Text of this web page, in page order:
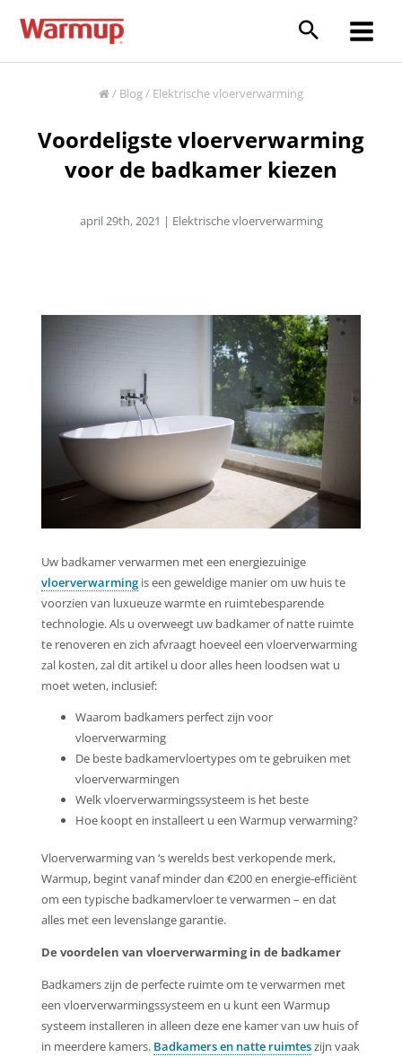
naar
Main
/ Blog/ Elektrische vloerverwarming
Voordeligste vloerverwarming
voor de badkamer kiezen
april 29th, 2021 | Elektrische vloerverwarming
Uw badkamer verwarmen met een energiezuinige
vloerverwarmingis een geweldige manier om uw huis te
voorzien van luxueuze warmte en ruimtebesparende
technologie. Als u overweegt uw badkamer of natte ruimte
te renoveren en zich afvraagt hoeveel een vloerverwarming
zal kosten, zal dit artikel u door alles heen loodsen wat u
moet weten, inclusief:
Waarom badkamers perfect zijn voor
vloerverwarming
De beste badkamervloertypes om te gebruiken met
vloerverwarmingen
Welk vloerverwarmingssysteem is het beste
Hoe koopt en installeert u een Warmup verwarming?
Vloerverwarming van ‘s werelds best verkopende merk,
Warmup, begint vanaf minder dan €200 en energie-efficiënt
om een typische badkamervloer te verwarmen – en dat
alles met een levenslange garantie.
De voordelen van vloerverwarming in de badkamer
Badkamers zijn de perfecte ruimte om te verwarmen met
een vloerverwarmingssysteem en u kunt een Warmup
systeem installeren in alleen deze ene kamer van uw huis of
in meerdere kamers. Badkamers en natte ruimteszijn vaak